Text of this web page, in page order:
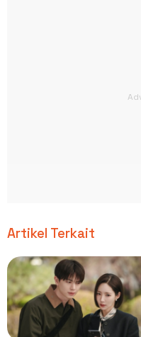
Artikel Terkait